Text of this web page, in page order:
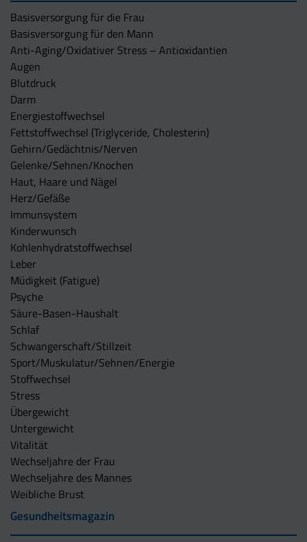
Basisversorgung für die Frau
Basisversorgung für den Mann
Anti-Aging/Oxidativer Stress – Antioxidantien
Augen
Blutdruck
Darm
Energiestoffwechsel
Fettstoffwechsel (Triglyceride, Cholesterin)
Gehirn/Gedächtnis/Nerven
Gelenke/Sehnen/Knochen
Haut, Haare und Nägel
Herz/Gefäße
Immunsystem
Kinderwunsch
Kohlenhydratstoffwechsel
Leber
Müdigkeit (Fatigue)
Psyche
Säure-Basen-Haushalt
Schlaf
Schwangerschaft/Stillzeit
Sport/Muskulatur/Sehnen/Energie
Stoffwechsel
Stress
Übergewicht
Untergewicht
Vitalität
Wechseljahre der Frau
Wechseljahre des Mannes
Weibliche Brust
Gesundheitsmagazin